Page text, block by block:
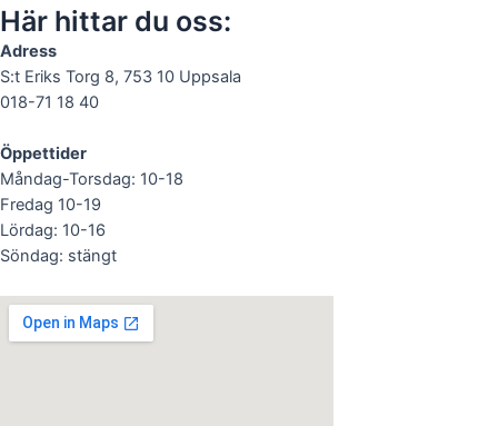
Här hittar du oss:
Adress
S:t Eriks Torg 8, 753 10 Uppsala
018-71 18 40
Öppettider
Måndag-Torsdag: 10-18
Fredag 10-19
Lördag: 10-16
Söndag: stängt